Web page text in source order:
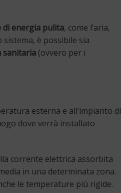
di energia pulita, come l’aria,
è possibile sia
sanitaria (ovvero per i
esterna e all’impianto di
dove verrà installato
corrente elettrica assorbita
in una determinata zona.
le temperature più rigide.